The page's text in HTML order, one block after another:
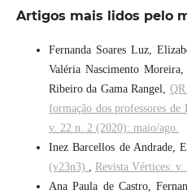
Artigos mais lidos pelo
Fernanda Soares Luz,
Valéria Nascimento
Ribeiro da Gama Rangel,
formação dos professores de
v. 22 n. 2 (2020): maio/ago.
Inez Barcellos de Andrade,
(v23n3) , Revista Vértices:
Ana Paula de Castro,